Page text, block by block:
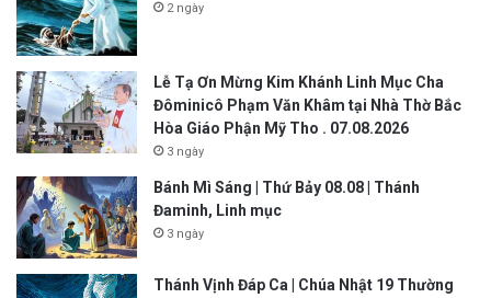
2 ngày
Lễ Tạ Ơn Mừng Kim Khánh Linh Mục Cha
Đôminicô Phạm Văn Khâm tại Nhà Thờ Bắc
Hòa Giáo Phận Mỹ Tho . 07.08.2026
3 ngày
Bánh Mì Sáng | Thứ Bảy 08.08 | Thánh
Đaminh, Linh mục
3 ngày
Thánh Vịnh Đáp Ca | Chúa Nhật 19 Thường